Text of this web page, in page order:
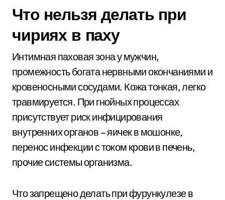
Что нельзя делать при
чириях в паху
Интимная паховая зона у мужчин,
промежность богата нервными окончаниями и
кровеносными сосудами. Кожа тонкая, легко
травмируется. При гнойных процессах
присутствует риск инфицирования
внутренних органов – яичек в мошонке,
перенос инфекции с током крови в печень,
прочие системы организма.
Что запрещено делать при фурункулезе в